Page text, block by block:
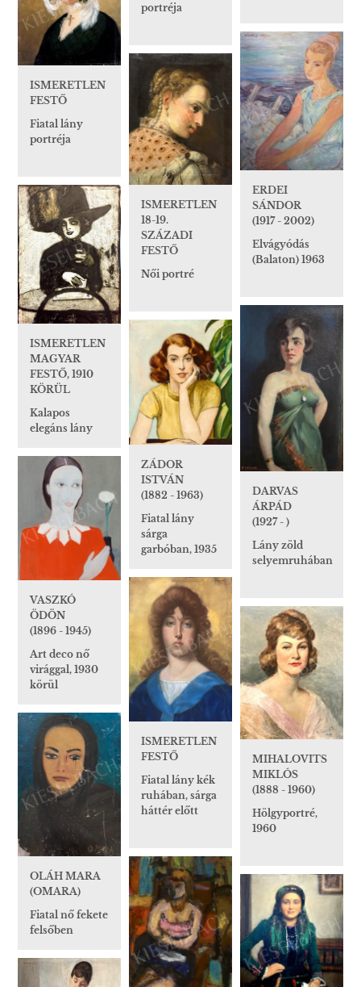
portréja
ISMERETLEN
FESTŐ
Fiatal lány
portréja
ERDEI
SÁNDOR
(1917 - 2002)
Elvágyódás
(Balaton) 1963
ISMERETLEN
18-19.
SZÁZADI
FESTŐ
Női portré
ISMERETLEN
MAGYAR
FESTŐ, 1910
KÖRÜL
Kalapos
elegáns lány
DARVAS
ÁRPÁD
(1927 - )
Lány zöld
selyemruhában
ZÁDOR
ISTVÁN
(1882 - 1963)
Fiatal lány
sárga
garbóban, 1935
VASZKÓ
ÖDÖN
(1896 - 1945)
Art deco nő
virággal, 1930
körül
ISMERETLEN
FESTŐ
Fiatal lány kék
ruhában, sárga
háttér előtt
MIHALOVITS
MIKLÓS
(1888 - 1960)
Hölgyportré,
1960
OLÁH MARA
(OMARA)
Fiatal nő fekete
felsőben